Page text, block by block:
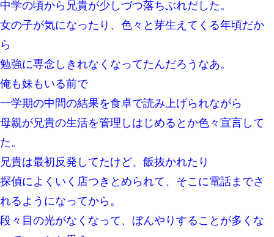
最近うちの庭に知らない男の人がしょっちゅう入ってくる。それ
宅飲みで女友達の乳を見てしまった・・・
【悲報】嫁がワイのこと嫌いっぽいから単身赴任した結果
け」というタイトルで画像が送られてきた
【衝撃】職場に入って来た綺麗な新人さんに職場を案内すること
に → 新人「ドンッ！」私「！？」→ 突然、突き飛ばされて左手
我が家のガレージに見知らぬ車。俺「もしもし、玄関にもシャッ
ターリモコンあるだろ？DOWNのボタン押してｗ」→ 待つこと１
中学の頃から兄貴が少しづつ落ちぶれだした。
女の子が気になったり、色々と芽生えてくる年頃だか
ら
勉強に専念しきれなくなってたんだろうなあ。
俺も妹もいる前で
一学期の中間の結果を食卓で読み上げられながら
母親が兄貴の生活を管理しはじめるとか色々宣言して
た。
兄貴は最初反発してたけど、飯抜かれたり
探偵によくいく店つきとめられて、そこに電話までさ
れるようになってから。
段々目の光がなくなって、ぼんやりすることが多くな